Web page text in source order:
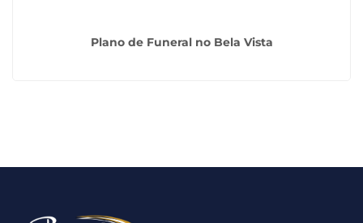
Plano de Funeral no Bela Vista